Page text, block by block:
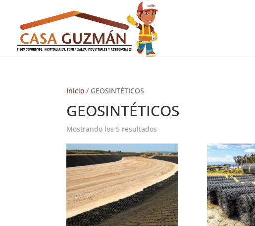
Inicio / GEOSINTÉTICOS
GEOSINTÉTICOS
Mostrando los 5 resultados